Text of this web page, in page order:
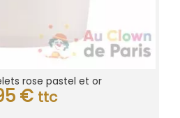
rose pastel et or
€ ttc